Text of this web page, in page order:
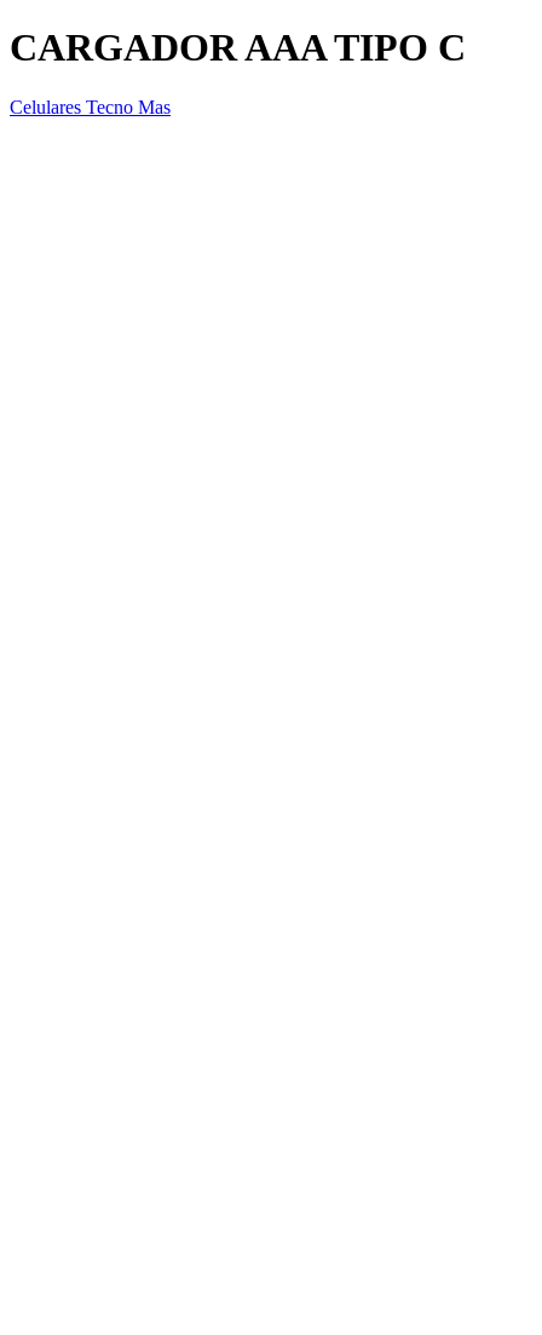
CARGADOR AAA TIPO C
Celulares Tecno Mas